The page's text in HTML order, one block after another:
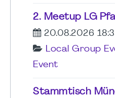
2. Meetup LG
20.08.2026
Local Group
Event
Stammtisch